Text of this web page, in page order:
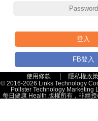
登入
FB登入
使用條款 隱私權政策
© 2016-2026 Links Technology
Pollster Technology Marketing
每日健康 Health 版權所有，非經